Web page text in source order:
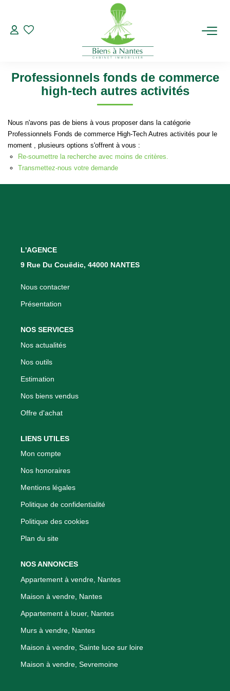
ACHETER
LOUER
BIENS VENDUS
Fonds de commerce
Autres activités
Modifier les critères de recherche
Localisation
Localisation
Sélectionnez...
Type de bien
Créer une alerte
Professionnels fonds de commerce
high-tech autres activités
Nous n'avons pas de biens à vous proposer dans la catégorie
Professionnels Fonds de commerce High-Tech Autres activités pour le
moment , plusieurs options s'offrent à vous :
Re-soumettre la recherche avec moins de critères.
Transmettez-nous votre demande
L'AGENCE
9 Rue Du Couëdic, 44000 NANTES
Nous contacter
Présentation
NOS SERVICES
Nos actualités
Nos outils
Estimation
Nos biens vendus
Offre d'achat
LIENS UTILES
Mon compte
Nos honoraires
Mentions légales
Politique de confidentialité
Politique des cookies
Plan du site
NOS ANNONCES
Appartement à vendre, Nantes
Maison à vendre, Nantes
Appartement à louer, Nantes
Murs à vendre, Nantes
Maison à vendre, Sainte luce sur loire
Maison à vendre, Sevremoine